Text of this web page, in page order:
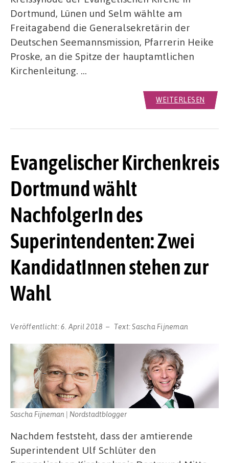
Dortmund, Lünen und Selm wählte am
Freitagabend die Generalsekretärin der
Deutschen Seemannsmission, Pfarrerin Heike
Proske, an die Spitze der hauptamtlichen
Kirchenleitung. …
WEITERLESEN
Evangelischer Kirchenkreis
Dortmund wählt
NachfolgerIn des
Superintendenten: Zwei
KandidatInnen stehen zur
Wahl
Veröffentlicht:6. April 2018 Text:Sascha Fijneman
Sascha Fijneman | Nordstadtblogger
Nachdem feststeht, dass der amtierende
Superintendent Ulf Schlüter den